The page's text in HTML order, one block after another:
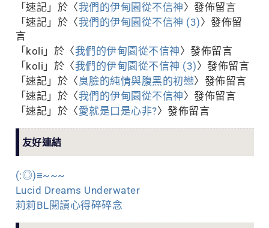
「速記 」於〈我們的伊甸園從不信神〉發佈留言
「速記 」於〈我們的伊甸園從不信神 (3)〉發佈留
言
「koli 」於〈我們的伊甸園從不信神〉發佈留言
「koli 」於〈我們的伊甸園從不信神 (3)〉發佈留言
「速記 」於〈臭臉的純情與腹黑的初戀〉發佈留言
「速記 」於〈我們的伊甸園從不信神〉發佈留言
「速記 」於〈愛就是口是心非?〉發佈留言
友好連結
(:◎)≡~~~
Lucid Dreams Underwater
莉莉BL閱讀心得碎碎念